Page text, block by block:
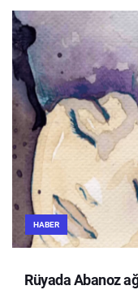
HABER
Rüyada Abanoz